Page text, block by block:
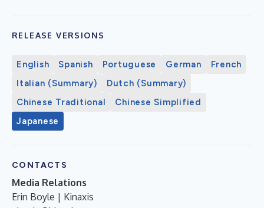
RELEASE VERSIONS
English Spanish Portuguese German
French
Italian (Summary)
Dutch (Summary)
Chinese Traditional
Chinese Simplified
Japanese
CONTACTS
Media Relations
Erin Boyle | Kinaxis